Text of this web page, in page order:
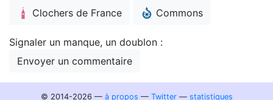
Clochers de France
Commons
Signaler un manque, un doublon :
Envoyer un commentaire
© 2014-2026 — à propos — Twitter— statistiques